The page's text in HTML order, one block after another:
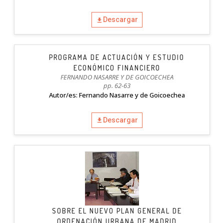
Descargar
PROGRAMA DE ACTUACIÓN Y ESTUDIO
ECONÓMICO FINANCIERO
FERNANDO NASARRE Y DE GOICOECHEA
pp. 62-63
Autor/es: Fernando Nasarre y de Goicoechea
Descargar
SOBRE EL NUEVO PLAN GENERAL DE